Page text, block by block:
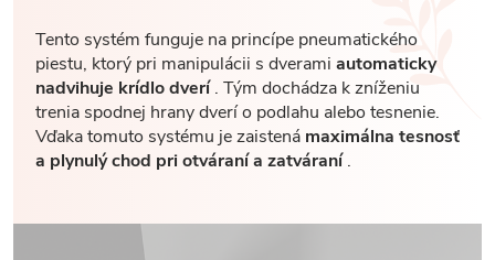
Tento systém funguje na princípe pneumatického
piestu, ktorý pri manipulácii s dverami automaticky
nadvihuje krídlo dverí. Tým dochádza k zníženiu
trenia spodnej hrany dverí o podlahu alebo tesnenie.
Vďaka tomuto systému je zaistená maximálna tesnosť
a plynulý chod pri otváraní a zatváraní.